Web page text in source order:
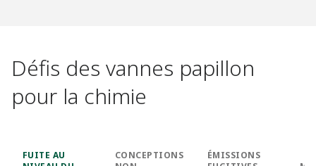
Défis des vannes papillon
pour la chimie
FUITE AU
CONCEPTIONS
ÉMISSIONS